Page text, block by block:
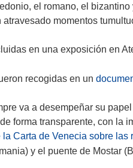
a
b
i
á
n
u
n
a
e
a
r
r
e
n
u
n
el romano, el
momentos
en una exposición en
recogidas en un
va a desempeñar su
forma transparente, con la
la Carta de Venecia sobre
y el puente de Mostar